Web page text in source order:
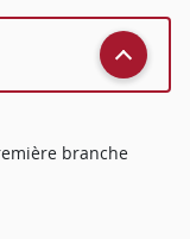
branche